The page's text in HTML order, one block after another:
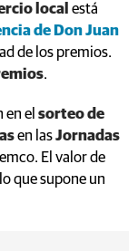
local está
de Don Juan
de los premios.
.
el sorteo de
en lasJornadas
El valor de
que supone un